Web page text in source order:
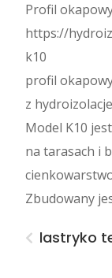
Profil
https://
k10
profil
z
Model K10
na tarasach i
Zbudowany
lastryko